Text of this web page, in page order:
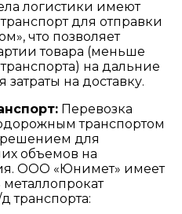
логистики имеют
для отправки
что позволяет
товара (меньше
на дальние
на доставку.
Перевозка
транспортом
для
объемов на
ООО «Юнимет» имеет
металлопрокат